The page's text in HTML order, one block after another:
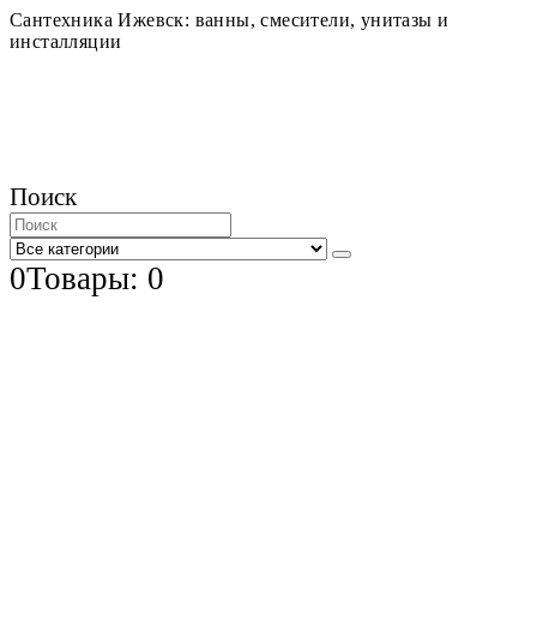
Сантехника Ижевск: ванны, смесители, унитазы и
инсталляции
Поиск
0Товары: 0